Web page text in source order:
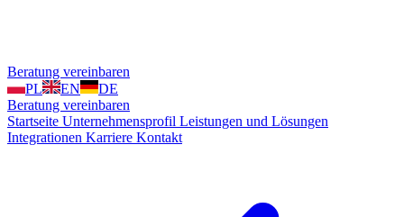
Beratung vereinbaren
PL
EN
DE
Beratung vereinbaren
Startseite Unternehmensprofil Leistungen und Lösungen
Integrationen Karriere Kontakt